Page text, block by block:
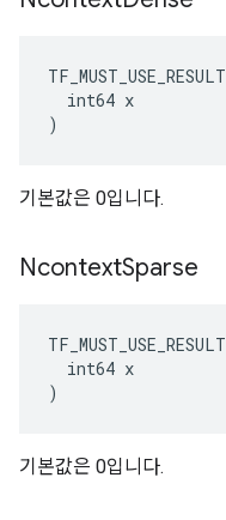
TF_MUST_USE_RESULT
  int64 x
)
기본값은 0입니다.
NcontextSparse
TF_MUST_USE_RESULT
  int64 x
)
기본값은 0입니다.